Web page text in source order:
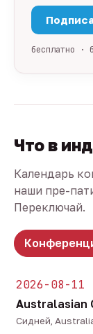
бесплатно ·
Что в
Календарь
наши пре-
Переключай.
2026-08-11
Australasian
Сидней,